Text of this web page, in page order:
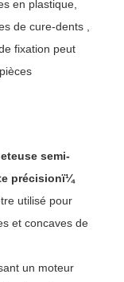
en plastique,
de cure-dents ,
fixation peut
semi-
précisionï¼
utilisé pour
et concaves de
un moteur